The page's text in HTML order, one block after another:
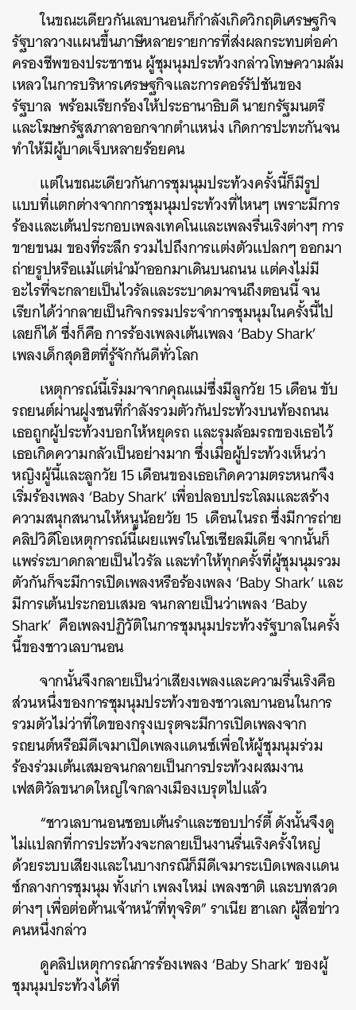
ในขณะเดียวกันเลบานอนก็กำลังเกิดวิกฤติเศรษฐกิจ
รัฐบาลวางแผนขึ้นภาษีหลายรายการที่ส่งผลกระทบต่อค่า
ครองชีพของประชาชนผู้ชุมนุมประท้วงกล่าวโทษความล้ม
เหลวในการบริหารเศรษฐกิจและการคอร์รัปชันของ
รัฐบาล พร้อมเรียกร้องให้ประธานาธิบดีนายกรัฐมนตรี
และโฆษกรัฐสภาลาออกจากตำแหน่งเกิดการปะทะกันจน
ทำให้มีผู้บาดเจ็บหลายร้อยคน
แต่ในขณะเดียวกันการชุมนุมประท้วงครั้งนี้ก็มีรูป
แบบที่แตกต่างจากการชุมนุมประท้วงที่ไหนๆ เพราะมีการ
ร้องและเต้นประกอบเพลงเทคโนและเพลงรื่นเริงต่างๆการ
ขายขนมของที่ระลึกรวมไปถึงการแต่งตัวแปลกๆออกมา
ถ่ายรูปหรือแม้แต่นำม้าออกมาเดินบนถนนแต่คงไม่มี
อะไรที่จะกลายเป็นไวรัลและระบาดมาจนถึงตอนนี้จน
เรียกได้ว่ากลายเป็นกิจกรรมประจำการชุมนุมในครั้งนี้ไป
เลยก็ได้ซึ่งก็คือการร้องเพลงเต้นเพลง‘Baby Shark’
เพลงเด็กสุดฮิตที่รู้จักกันดีทั่วโลก
เหตุการณ์นี้เริ่มมาจากคุณแม่ซึ่งมีลูกวัย15เดือน ขับ
รถยนต์ผ่านฝูงชนที่กำลังรวมตัวกันประท้วงบนท้องถนน
เธอถูกผู้ประท้วงบอกให้หยุดรถ และรุมล้อมรถของเธอไว้
เธอเกิดความกลัวเป็นอย่างมาก ซึ่งเมื่อผู้ประท้วงเห็นว่า
หญิงผู้นี้และลูกวัย15เดือนของเธอเกิดความตระหนกจึง
เริ่มร้องเพลง‘Baby Shark’ เพื่อปลอบประโลมและสร้าง
ความสนุกสนานให้หนูน้อยวัย15 เดือนในรถ ซึ่งมีการถ่าย
คลิปวิดีโอเหตุการณ์นี้เผยแพร่ในโซเชียลมีเดีย จากนั้นก็
แพร่ระบาดกลายเป็นไวรัล และทำให้ทุกครั้งที่ผู้ชุมนุมรวม
ตัวกันก็จะมีการเปิดเพลงหรือร้องเพลง‘Baby Shark’และ
มีการเต้นประกอบเสมอ จนกลายเป็นว่าเพลง‘Baby
Shark’ คือเพลงปฏิวัติในการชุมนุมประท้วงรัฐบาลในครั้ง
นี้ของชาวเลบานอน
จากนั้นจึงกลายเป็นว่าเสียงเพลงและความรื่นเริงคือ
ส่วนหนึ่งของการชุมนุมประท้วงของชาวเลบานอนในการ
รวมตัวไม่ว่าที่ใดของกรุงเบรุตจะมีการเปิดเพลงจาก
รถยนต์หรือมีดีเจมาเปิดเพลงแดนซ์เพื่อให้ผู้ชุมนุมร่วม
ร้องร่วมเต้นเสมอจนกลายเป็นการประท้วงผสมงาน
เฟสติวัลขนาดใหญ่ใจกลางเมืองเบรุตไปแล้ว
“ชาวเลบานอนชอบเต้นรำและชอบปาร์ตี้ดังนั้นจึงดู
ไม่แปลกที่การประท้วงจะกลายเป็นงานรื่นเริงครั้งใหญ่
ด้วยระบบเสียงและในบางกรณีก็มีดีเจมาระเบิดเพลงแดน
ซ์กลางการชุมนุมทั้งเก่าเพลงใหม่ เพลงชาติ และบทสวด
ต่างๆเพื่อต่อต้านเจ้าหน้าที่ทุจริต”ราเนียฮาเลก ผู้สื่อข่าว
คนหนึ่งกล่าว
ดูคลิปเหตุการณ์การร้องเพลง‘Baby Shark’ของผู้
ชุมนุมประท้วงได้ที่